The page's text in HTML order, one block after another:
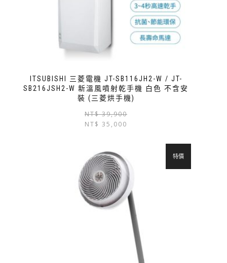
ITSUBISHI 三菱電機 JT-SB116JH2-W / JT-
SB216JSH2-W 新溫風噴射乾手機 白色 不含安
裝 (三菱烘手機)
NT$39,900
NT$ 35,000
特價